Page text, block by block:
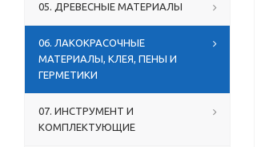
05. ДРЕВЕСНЫЕ МАТЕРИАЛЫ
06. ЛАКОКРАСОЧНЫЕ
МАТЕРИАЛЫ, КЛЕЯ, ПЕНЫ И
ГЕРМЕТИКИ
07. ИНСТРУМЕНТ И
КОМПЛЕКТУЮЩИЕ